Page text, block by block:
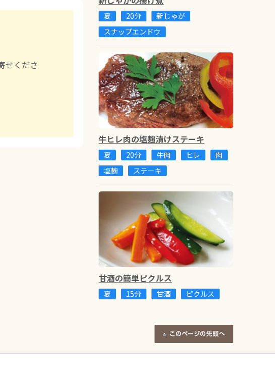
せくださ
夏 20分
新じゃが
スナップエンドウ
牛ヒレ肉の塩麹漬けステーキ
夏 20分 牛肉 ヒレ
肉
塩麹
ステーキ
甘酒の簡単ピクルス
夏 15分 甘酒 ピクルス